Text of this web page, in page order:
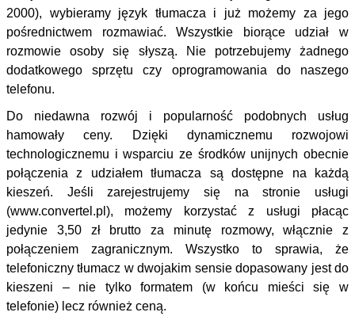
2000), wybieramy język tłumacza i już możemy za jego
pośrednictwem rozmawiać. Wszystkie biorące udział w
rozmowie osoby się słyszą. Nie potrzebujemy żadnego
dodatkowego sprzętu czy oprogramowania do naszego
telefonu.
Do niedawna rozwój i popularność podobnych usług
hamowały ceny. Dzięki dynamicznemu rozwojowi
technologicznemu i wsparciu ze środków unijnych obecnie
połączenia z udziałem tłumacza są dostępne na każdą
kieszeń. Jeśli zarejestrujemy się na stronie usługi
(www.convertel.pl), możemy korzystać z usługi płacąc
jedynie 3,50 zł brutto za minutę rozmowy, włącznie z
połączeniem zagranicznym. Wszystko to sprawia, że
telefoniczny tłumacz w dwojakim sensie dopasowany jest do
kieszeni – nie tylko formatem (w końcu mieści się w
telefonie) lecz również ceną.